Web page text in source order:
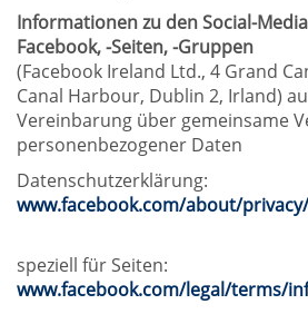
Informationen zu den Social-
Facebook, -Seiten, -Gruppen
(Facebook Ireland Ltd., 4 Grand
Canal Harbour, Dublin 2, Irland)
Vereinbarung über gemeinsame
personenbezogener Daten
Datenschutzerklärung:
www.facebook.com/about/privacy/
speziell für Seiten:
www.facebook.com/legal/terms/